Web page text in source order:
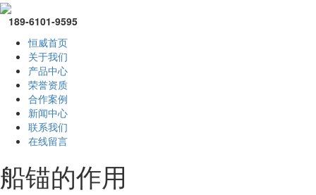
189-6101-9595
恒威首页
关于我们
产品中心
荣誉资质
合作案例
新闻中心
联系我们
在线留言
船锚的作用